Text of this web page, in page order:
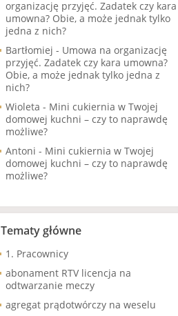
organizację przyjęć. Zadatek czy kara
umowna? Obie, a może jednak tylko
jedna z nich?
Bartłomiej - Umowa na organizację
przyjęć. Zadatek czy kara umowna?
Obie, a może jednak tylko jedna z
nich?
Wioleta - Mini cukiernia w Twojej
domowej kuchni – czy to naprawdę
możliwe?
Antoni - Mini cukiernia w Twojej
domowej kuchni – czy to naprawdę
możliwe?
Tematy główne
1. Pracownicy
abonament RTV licencja na
odtwarzanie meczy
agregat prądotwórczy na weselu